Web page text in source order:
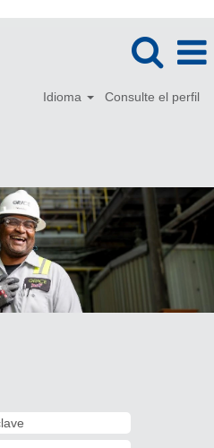
Idioma Consulte el perfil